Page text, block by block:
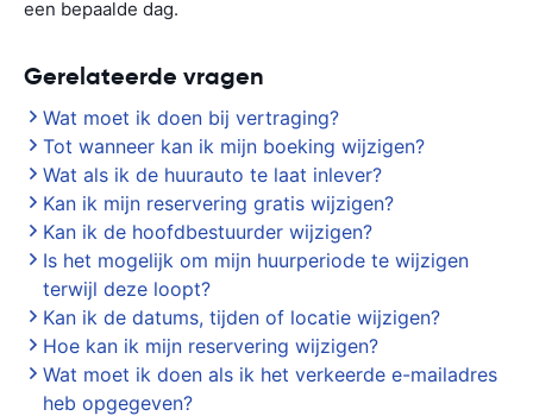
een bepaalde dag.
Gerelateerde vragen
Wat moet ik doen bij vertraging?
Tot wanneer kan ik mijn boeking wijzigen?
Wat als ik de huurauto te laat inlever?
Kan ik mijn reservering gratis wijzigen?
Kan ik de hoofdbestuurder wijzigen?
Is het mogelijk om mijn huurperiode te wijzigen
terwijl deze loopt?
Kan ik de datums, tijden of locatie wijzigen?
Hoe kan ik mijn reservering wijzigen?
Wat moet ik doen als ik het verkeerde e-mailadres
heb opgegeven?